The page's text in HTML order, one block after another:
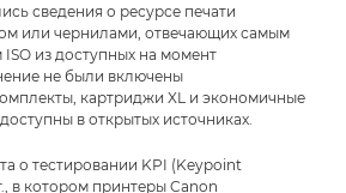
сведения о ресурсе печати
или чернилами, отвечающих самым
из доступных на момент
не были включены
картриджи XL и экономичные
в открытых источниках.
о тестировании KPI (Keypoint
в котором принтеры Canon